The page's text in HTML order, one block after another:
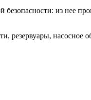
из нее
резервуары,